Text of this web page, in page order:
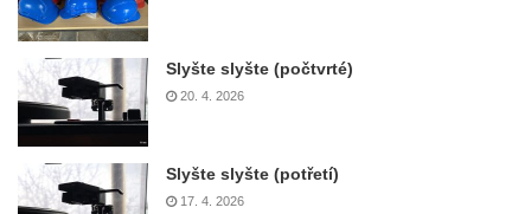
Slyšte slyšte (počtvrté)
20. 4. 2026
Slyšte slyšte (potřetí)
17. 4. 2026